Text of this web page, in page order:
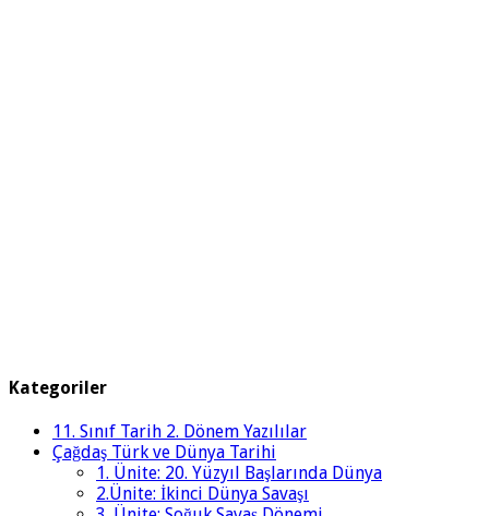
Kategoriler
11. Sınıf Tarih 2. Dönem Yazılılar
Çağdaş Türk ve Dünya Tarihi
1. Ünite: 20. Yüzyıl Başlarında Dünya
2.Ünite: İkinci Dünya Savaşı